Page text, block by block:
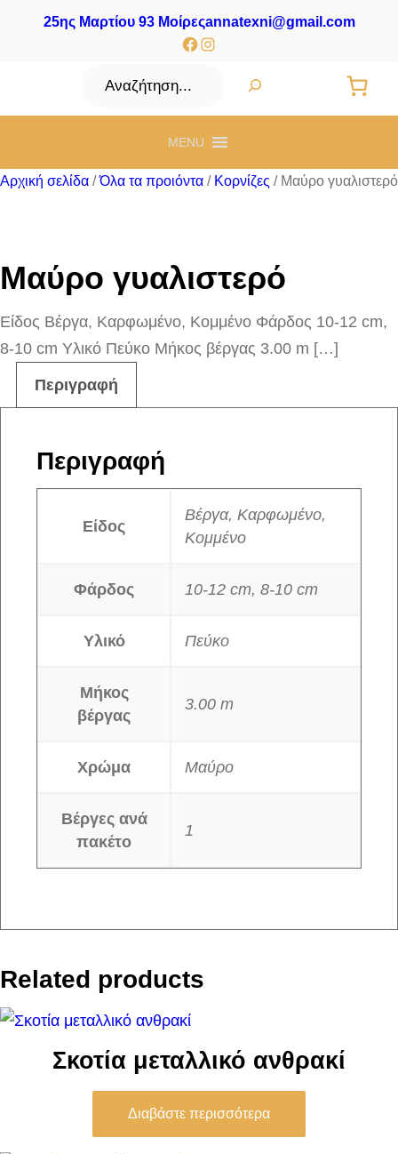
25ης Μαρτίου 93 Μοίρεςannatexni@gmail.com
Facebook
Instagram
Αναζήτηση
MENU
Αρχική σελίδα /Όλα τα προιόντα / Κορνίζες / Μαύρο γυαλιστερό
Μαύρο γυαλιστερό
Είδος Βέργα, Καρφωμένο, Κομμένο Φάρδος 10-12 cm,
8-10 cm Υλικό Πεύκο Μήκος βέργας 3.00 m […]
Περιγραφή
Περιγραφή
Είδος
Βέργα, Καρφωμένο,
Κομμένο
Φάρδος 10-12 cm, 8-10 cm
Υλικό Πεύκο
Μήκος
βέργας
3.00 m
Χρώμα Μαύρο
Βέργες ανά
πακέτο
1
Related products
Σκοτία μεταλλικό ανθρακί
Διαβάστε περισσότερα